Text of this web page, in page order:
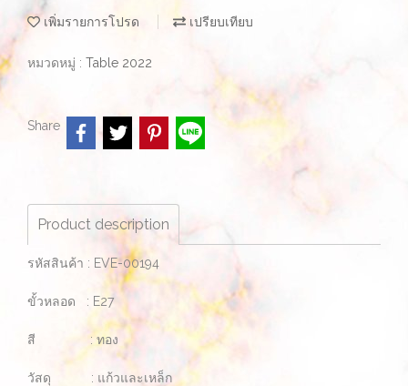
เพิ่มรายการโปรด เปรียบเทียบ
หมวดหมู่ : Table 2022
Share
Product description
รหัสสินค้า : EVE-00194
ขั้วหลอด : E27
สี : ทอง
วัสดุ : แก้วและเหล็ก